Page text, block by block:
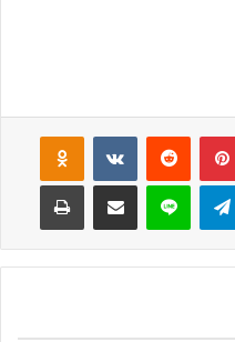
بينتيريست
لاين